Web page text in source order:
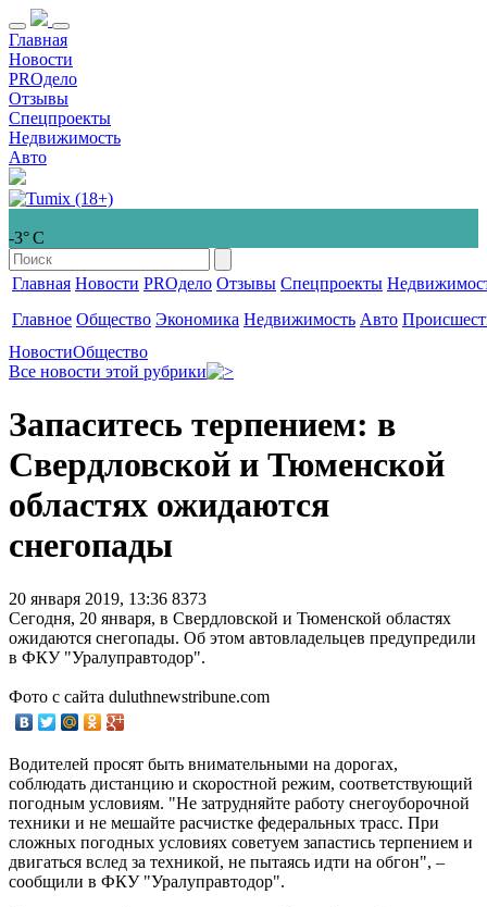
Главная
Новости
PROдело
Отзывы
Спецпроекты
Недвижимость
Авто
-3° С
Главная Новости PROдело Отзывы Спецпроекты
Главное Общество Экономика Недвижимость Авто
НовостиОбщество
Все новости этой рубрики
Запаситесь терпением: в
Свердловской и Тюменской
областях ожидаются
снегопады
20 января 2019, 13:36 8373
Сегодня, 20 января, в Свердловской и Тюменской областях
ожидаются снегопады. Об этом автовладельцев предупредили
в ФКУ "Уралуправтодор".
Фото с сайта duluthnewstribune.com
Водителей просят быть внимательными на дорогах,
соблюдать дистанцию и скоростной режим, соответствующий
погодным условиям. "Не затрудняйте работу снегоуборочной
техники и не мешайте расчистке федеральных трасс. При
сложных погодных условиях советуем запастись терпением и
двигаться вслед за техникой, не пытаясь идти на обгон", –
сообщили в ФКУ "Уралуправтодор".